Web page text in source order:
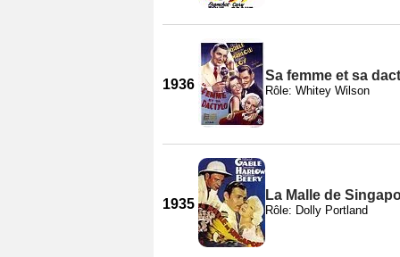
1936
Sa femme et sa
Rôle: Whitey Wilson
1935
La Malle de
Rôle: Dolly Portland